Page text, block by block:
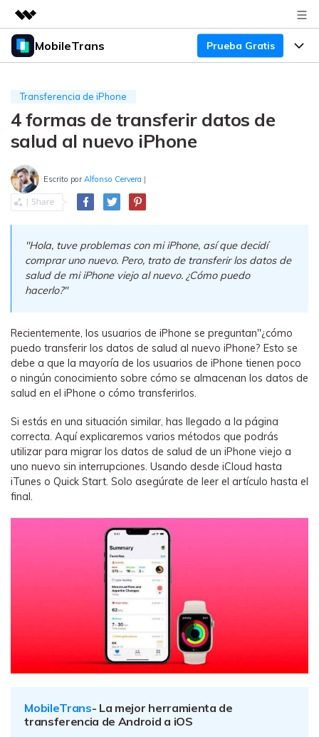
Productos destacados
Utilidades
Soluciones
Quiénes somos
Tienda
MobileTrans Prueba Gratis
Para Escritorio
Pasa datos de WhatsApp de
Android a iPhone o viceversa. Hace
y restaura copias de seguridad de
Respaldo y Restauración
Realiza y restaura copias de
WhatsApp.
Transferencia de Datos de un
Celular a Otro
videos, SMS y otros tipos de
archivos de un teléfono a otro y a la
PC.
Apps
Mutsapper (Alias: Wutsapper)
Transfiere datos de WhatsApp y
WhatsApp Business sin restablecer los
valores de fábrica.
MobileTrans App
Transfiere datos del teléfono, de
WhatsApp y archivos entre dispositivos
Precios
Precios para Mac
Descuentos Educativos
Guía de Usuario
Más Soporte
Blog
Tendencias
Concursos y eventos
Buscar
Descargar
Transferencia de iPhone
4 formas de transferir datos de
salud al nuevo iPhone
Escrito porAlfonso Cervera |
"Hola, tuve problemas con mi iPhone, así que decidí
comprar uno nuevo. Pero, trato de transferir los datos de
salud de mi iPhone viejo al nuevo. ¿Cómo puedo
hacerlo?"
Recientemente, los usuarios de iPhone se preguntan"¿cómo
puedo transferir los datos de salud al nuevo iPhone? Esto se
debe a que la mayoría de los usuarios de iPhone tienen poco
o ningún conocimiento sobre cómo se almacenan los datos de
salud en el iPhone o cómo transferirlos.
Si estás en una situación similar, has llegado a la página
correcta. Aquí explicaremos varios métodos que podrás
utilizar para migrar los datos de salud de un iPhone viejo a
uno nuevo sin interrupciones. Usando desde iCloud hasta
iTunes o Quick Start. Solo asegúrate de leer el artículo hasta el
final.
MobileTrans- La mejor herramienta de
transferencia de Android a iOS